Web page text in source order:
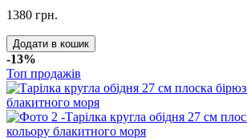
1380 грн.
Додати в кошик
-13%
Топ продажів